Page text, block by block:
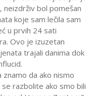
neizdrživ bol pomešan
koje sam lečila sam
u prvih 24 sati
Ovo je izuzetan
trajali danima dok
znamo da ako nismo
razbolite ako smo bili